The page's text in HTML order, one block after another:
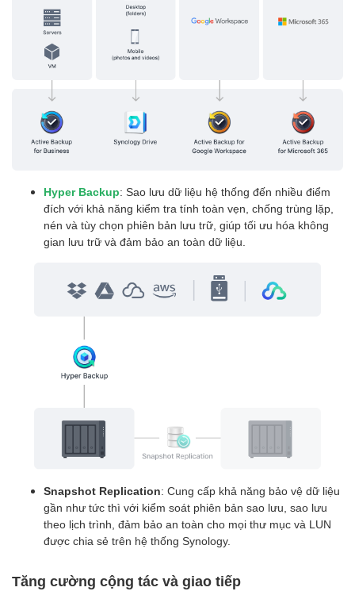
Hyper Backup: Sao lưu dữ liệu hệ thống đến nhiều điểm
đích với khả năng kiểm tra tính toàn vẹn, chống trùng lặp,
nén và tùy chọn phiên bản lưu trữ, giúp tối ưu hóa không
gian lưu trữ và đảm bảo an toàn dữ liệu.
Snapshot Replication: Cung cấp khả năng bảo vệ dữ liệu
gần như tức thì với kiểm soát phiên bản sao lưu, sao lưu
theo lịch trình, đảm bảo an toàn cho mọi thư mục và LUN
được chia sẻ trên hệ thống Synology.
Tăng cường cộng tác và giao tiếp